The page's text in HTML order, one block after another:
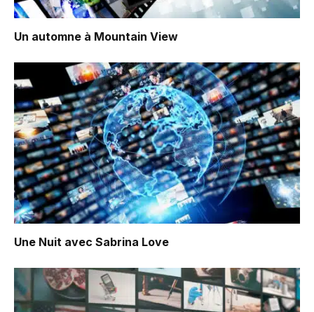
Un automne à Mountain View
Une Nuit avec Sabrina Love